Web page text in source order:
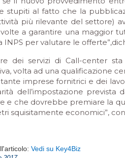
stupiti al fatto che la
più rilevante del settore)
a garantire una maggior
INPS per valutare le offerte”,
dei servizi di Call-center
volta ad una qualificazione
imprese fornitrici e dei
dell’impostazione prevista
e che dovrebbe premiare la
squisitamente economici”,
Vedi su Key4Biz